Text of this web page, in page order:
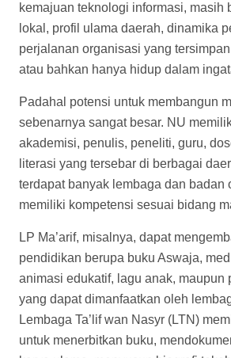
kemajuan teknologi informasi, masih
lokal, profil ulama daerah, dinamika
perjalanan organisasi yang
atau bahkan hanya hidup dalam
Padahal potensi untuk membangun
sebenarnya sangat besar. NU
akademisi, penulis, peneliti, guru,
literasi yang tersebar di berbagai
terdapat banyak lembaga dan badan
memiliki kompetensi sesuai bidang
LP Ma’arif, misalnya, dapat
pendidikan berupa buku Aswaja,
animasi edukatif, lagu anak, maupun
yang dapat dimanfaatkan oleh
Lembaga Ta’lif wan Nasyr (LTN)
untuk menerbitkan buku,